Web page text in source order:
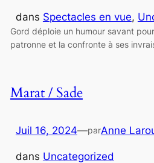
dans Spectacles en vue,
Gord déploie un humour savant
patronne et la confronte à ses
Marat / Sade
Juil 16, 2024—parAnne
dans Uncategorized